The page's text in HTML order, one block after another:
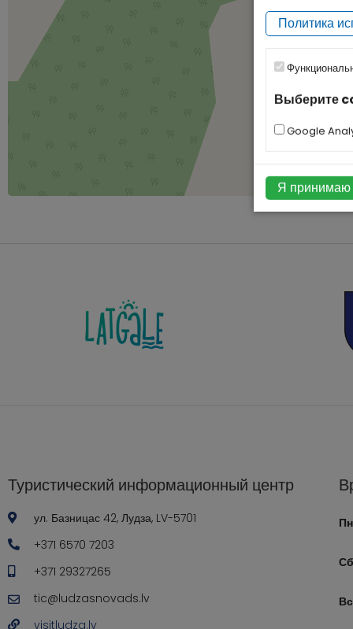
Туристический информационный центр
ул. Базницас 42, Лудза, LV-5701
+371 6570 7203
+371 29327265
tic@ludzasnovads.lv
visitludza.lv
Политика
Выберите
Google
Я принимаю